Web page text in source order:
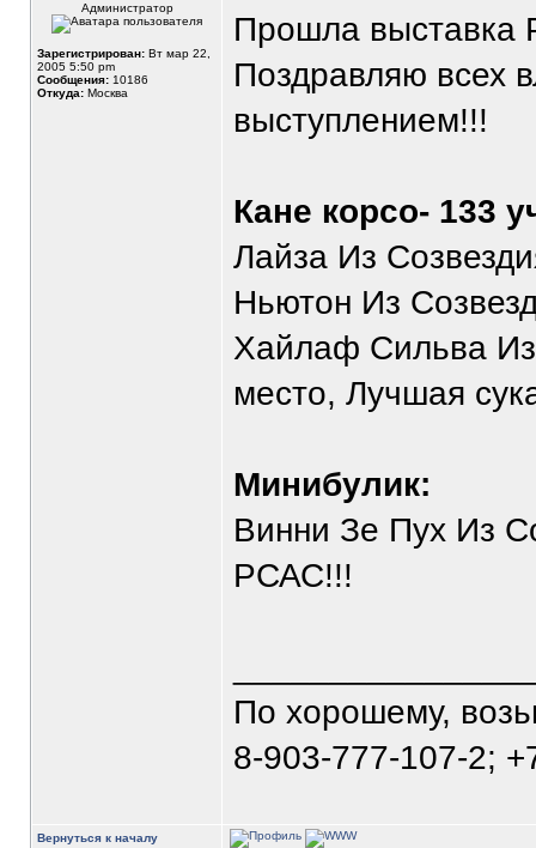
Администратор
Зарегистрирован: Вт мар 22,
2005 5:50 pm
Сообщения: 10186
Откуда: Москва
Прошла выставка
Поздравляю всех
выступлением!!!
Кане корсо- 133
Лайза Из
Ньютон Из
Хайлаф Сильва
место, Лучшая
Минибулик:
Винни Зе Пух Из
РСАС!!!
По хорошему,
8-903-777-107-2;
Вернуться к началу